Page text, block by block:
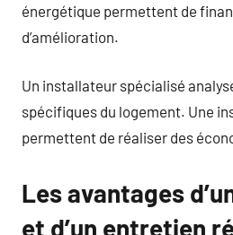
énergétique permettent de
d’amélioration.
Un installateur spécialisé
spécifiques du logement. Une
permettent de réaliser des
Les avantages
et d’un entretien